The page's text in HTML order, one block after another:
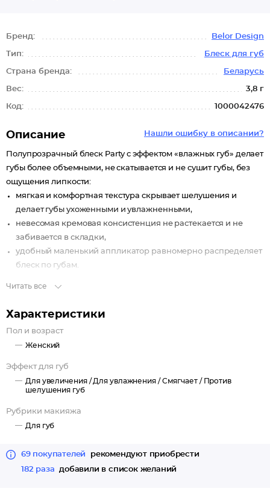
Бренд: Belor Design
Тип: Блеск для губ
Страна бренда: Беларусь
Вес: 3,8 г
Код: 1000042476
Нашли ошибку в описании?
Описание
Полупрозрачный блеск Party с эффектом «влажных губ» делает
губы более объемными, не скатывается и не сушит губы, без
ощущения липкости:
мягкая и комфортная текстура скрывает шелушения и
делает губы ухоженными и увлажненными,
невесомая кремовая консистенция не растекается и не
забивается в складки,
удобный маленький аппликатор равномерно распределяет
блеск по губам.
Читать все
Характеристики
Пол и возраст
Женский
Эффект для губ
Для увеличения /Для увлажнения /Смягчает / Против
шелушения губ
Рубрики макияжа
Для губ
69 покупателей
рекомендуют приобрести
182 раза
добавили в список желаний